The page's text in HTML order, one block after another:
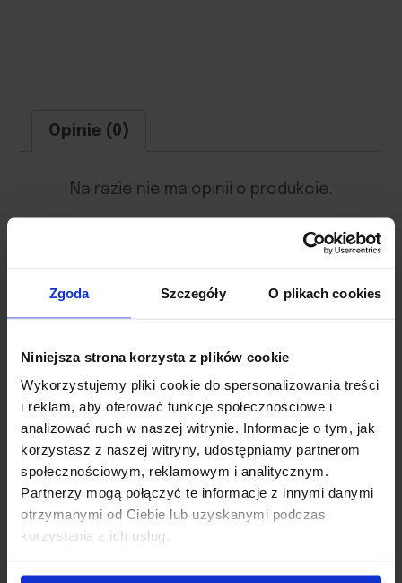
Zgoda Szczegóły O plikach cookies
Niniejsza strona korzysta z plików cookie
Wykorzystujemy pliki cookie do spersonalizowania treści
i reklam, aby oferować funkcje społecznościowe i
analizować ruch w naszej witrynie. Informacje o tym, jak
korzystasz z naszej witryny, udostępniamy partnerom
społecznościowym, reklamowym i analitycznym.
Partnerzy mogą połączyć te informacje z innymi danymi
otrzymanymi od Ciebie lub uzyskanymi podczas
korzystania z ich usług.
Opinie (0)
Na razie nie ma opinii o produkcie.
Twój adres e-mail nie zostanie
opublikowany.
Twoja opinia*